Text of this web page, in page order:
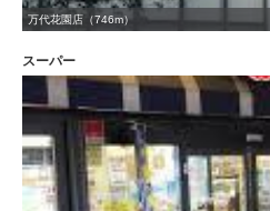
万代花園店（746m）
スーパー